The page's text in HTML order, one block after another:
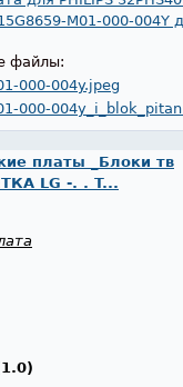
файлы:
000-004y.jpeg
000-
платы _Блоки тв
LG -. . T...